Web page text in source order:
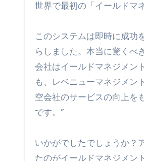
世界で最初の「イールドマ
このシステムは即時に成功
らしました。本当に驚くべ
会社はイールドマネジメン
も、レベニューマネジメン
空会社のサービスの向上を
です。”
いかがでしたでしょうか？
たのがイールドマネジメン